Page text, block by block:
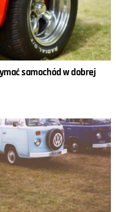
samochód w dobrej